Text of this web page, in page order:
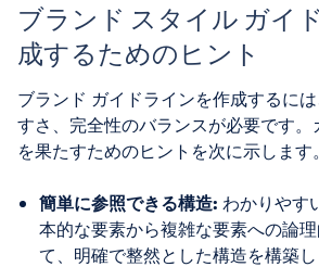
ブランド スタイル ガイ
成するためのヒント
ブランド ガイドラインを作成するに
すさ、完全性のバランスが必要です
を果たすためのヒントを次に示します。
簡単に参照できる構造: わかりやす
本的な要素から複雑な要素への論
て、明確で整然とした構造を構築